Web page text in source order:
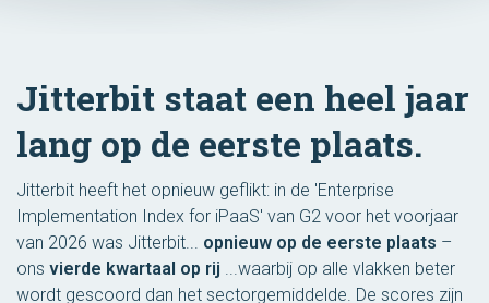
Jitterbit staat een heel jaar
lang op de eerste plaats.
Jitterbit heeft het opnieuw geflikt: in de 'Enterprise
Implementation Index for iPaaS' van G2 voor het voorjaar
van 2026 was Jitterbit... opnieuw op de eerste plaats –
ons vierde kwartaal op rij ...waarbij op alle vlakken beter
wordt gescoord dan het sectorgemiddelde. De scores zijn